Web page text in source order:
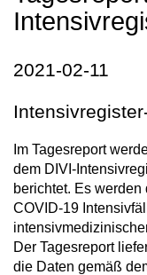
2021-02-11
Im Tagesreport
dem DIVI-
berichtet. Es
COVID-19
Der Tagesreport
die Daten gemäß